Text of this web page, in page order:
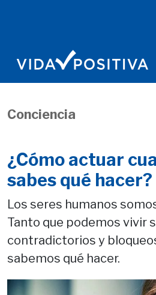
Conciencia
¿Cómo actuar
sabes qué hacer?
Los seres humanos
Tanto que podemos vivir
contradictorios y
sabemos qué hacer.